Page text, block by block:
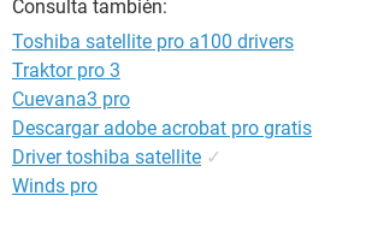
Consulta también:
Toshiba satellite pro a100 drivers
Traktor pro 3
Cuevana3 pro
Descargar adobe acrobat pro gratis
Driver toshiba satellite ✓
Winds pro